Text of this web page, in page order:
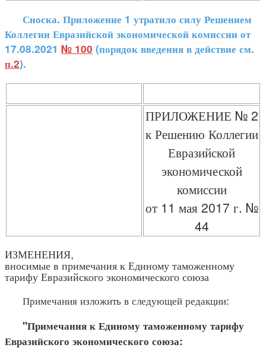
Сноска. Приложение 1 утратило силу Решением
Коллегии Евразийской экономической комиссии от
17.08.2021 № 100 (порядок введения в действие см.
п.2).
ПРИЛОЖЕНИЕ № 2
к Решению Коллегии
Евразийской
экономической
комиссии
от 11 мая 2017 г. №
44
ИЗМЕНЕНИЯ,
вносимые в примечания к Единому таможенному
тарифу Евразийского экономического союза
Примечания изложить в следующей редакции:
"Примечания к Единому таможенному тарифу
Евразийского экономического союза: